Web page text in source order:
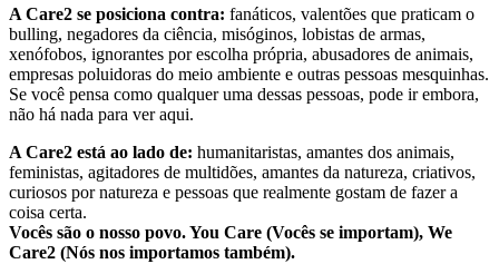
A Care2 se posiciona contra: fanáticos, valentões que praticam o
bulling, negadores da ciência, misóginos, lobistas de armas,
xenófobos, ignorantes por escolha própria, abusadores de animais,
empresas poluidoras do meio ambiente e outras pessoas mesquinhas.
Se você pensa como qualquer uma dessas pessoas, pode ir embora,
não há nada para ver aqui.
A Care2 está ao lado de: humanitaristas, amantes dos animais,
feministas, agitadores de multidões, amantes da natureza, criativos,
curiosos por natureza e pessoas que realmente gostam de fazer a
coisa certa.
Vocês são o nosso povo. You Care (Vocês se importam), We
Care2 (Nós nos importamos também).